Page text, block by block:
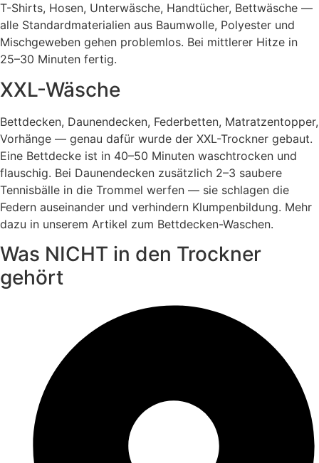
T-Shirts, Hosen, Unterwäsche, Handtücher, Bettwäsche —
alle Standardmaterialien aus Baumwolle, Polyester und
Mischgeweben gehen problemlos. Bei mittlerer Hitze in
25–30 Minuten fertig.
XXL-Wäsche
Bettdecken, Daunendecken, Federbetten, Matratzentopper,
Vorhänge — genau dafür wurde der XXL-Trockner gebaut.
Eine Bettdecke ist in 40–50 Minuten waschtrocken und
flauschig. Bei Daunendecken zusätzlich 2–3 saubere
Tennisbälle in die Trommel werfen — sie schlagen die
Federn auseinander und verhindern Klumpenbildung. Mehr
dazu in unserem Artikel zum Bettdecken-Waschen.
Was NICHT in den Trockner
gehört